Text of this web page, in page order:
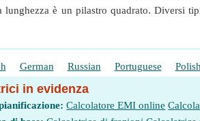
è un pilastro quadrato. Diversi
German Russian Portuguese Polish
in evidenza
Calcolatore EMI online